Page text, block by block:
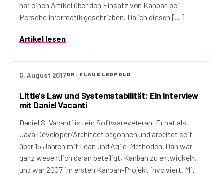
hat einen Artikel über den Einsatz von Kanban bei
Porsche Informatik geschrieben. Da ich diesen […]
Artikel lesen
6. August 2017DR. KLAUS LEOPOLD
Little’s Law und Systemstabilität: Ein Interview
mit Daniel Vacanti
Daniel S. Vacanti ist ein Softwareveteran. Er hat als
Java Developer/Architect begonnen und arbeitet seit
über 15 Jahren mit Lean und Agile-Methoden. Dan war
ganz wesentlich daran beteiligt, Kanban zu entwickeln,
und war 2007 im ersten Kanban-Projekt involviert. Mit